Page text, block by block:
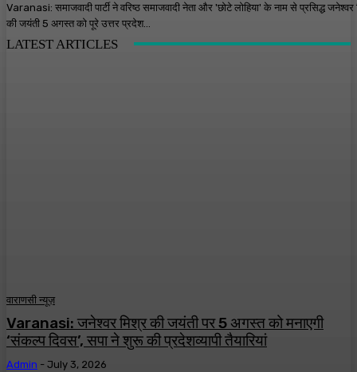
Varanasi: समाजवादी पार्टी ने वरिष्ठ समाजवादी नेता और 'छोटे लोहिया' के नाम से प्रसिद्ध जनेश्वर
की जयंती 5 अगस्त को पूरे उत्तर प्रदेश...
LATEST ARTICLES
वाराणसी न्यूज़
Varanasi: जनेश्वर मिश्र की जयंती पर 5 अगस्त को मनाएगी
‘संकल्प दिवस’, सपा ने शुरू की प्रदेशव्यापी तैयारियां
Admin - July 3, 2026